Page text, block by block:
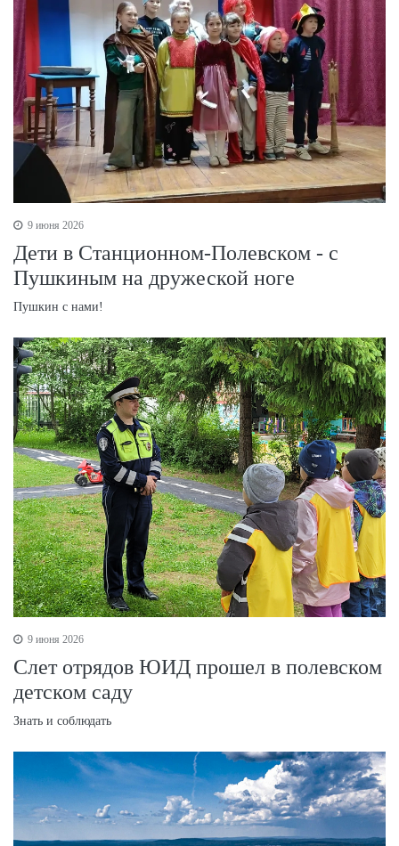
9 июня 2026
Дети в Станционном-Полевском - с
Пушкиным на дружеской ноге
Пушкин с нами!
9 июня 2026
Слет отрядов ЮИД прошел в полевском
детском саду
Знать и соблюдать